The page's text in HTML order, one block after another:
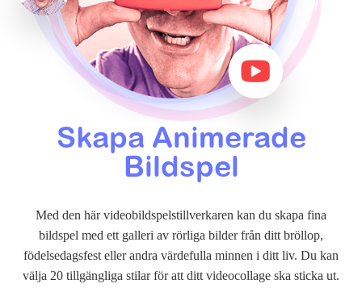
Skapa Animerade
Bildspel
Med den här videobildspelstillverkaren kan du skapa fina
bildspel med ett galleri av rörliga bilder från ditt bröllop,
födelsedagsfest eller andra värdefulla minnen i ditt liv. Du kan
välja 20 tillgängliga stilar för att ditt videocollage ska sticka ut.